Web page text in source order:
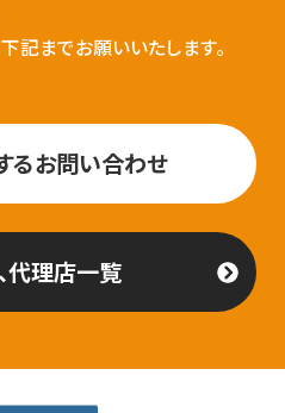
記までお願いいたします。
るお問い合わせ
代理店一覧